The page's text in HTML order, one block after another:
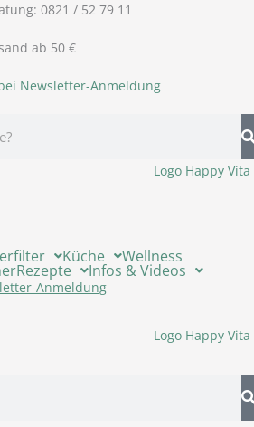
0821 / 52 79 11
ab 50 €
Newsletter-Anmeldung
Küche Wellness
Rezepte Infos & Videos
Anmeldung